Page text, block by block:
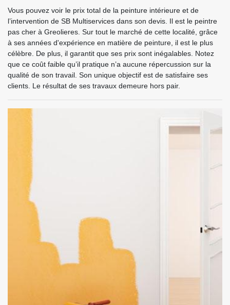
Vous pouvez voir le prix total de la peinture intérieure et de
l’intervention de SB Multiservices dans son devis. Il est le peintre
pas cher à Greolieres. Sur tout le marché de cette localité, grâce
à ses années d'expérience en matière de peinture, il est le plus
célèbre. De plus, il garantit que ses prix sont inégalables. Notez
que ce coût faible qu’il pratique n’a aucune répercussion sur la
qualité de son travail. Son unique objectif est de satisfaire ses
clients. Le résultat de ses travaux demeure hors pair.